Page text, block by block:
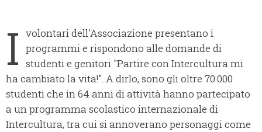
I volontari dell'Associazione presentano i
programmi e rispondono alle domande di
studenti e genitori "Partire con Intercultura mi
ha cambiato la vita!". A dirlo, sono gli oltre 70.000
studenti che in 64 anni di attività hanno partecipato
a un programma scolastico internazionale di
Intercultura, tra cui si annoverano personaggi come